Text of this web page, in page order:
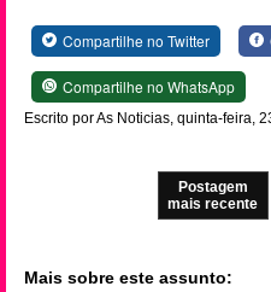
Compartilhe no Twitter
Compartilhe no WhatsApp
Escrito por As Noticias, quinta-feira,
Postagem
mais recente
Mais sobre este assunto: